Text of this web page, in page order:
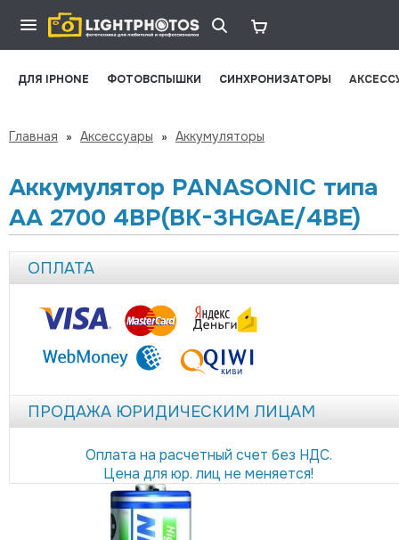
ДЛЯ IPHONE ФОТОВСПЫШКИ СИНХРОНИЗАТОРЫ
Главная » Аксессуары » Аккумуляторы
Аккумулятор PANASONIC типа
AA 2700 4BP(BK-3HGAE/4BE)
ОПЛАТА
ПРОДАЖА ЮРИДИЧЕСКИМ ЛИЦАМ
Оплата на расчетный счет без НДС.
Цена для юр. лиц не меняется!